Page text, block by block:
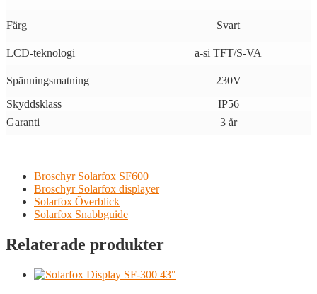
Färg Svart
LCD-teknologi a-si TFT/S-VA
Spänningsmatning
230V
Skyddsklass
IP56
Garanti
3 år
Broschyr Solarfox SF600
Broschyr Solarfox displayer
Solarfox Överblick
Solarfox Snabbguide
Relaterade produkter